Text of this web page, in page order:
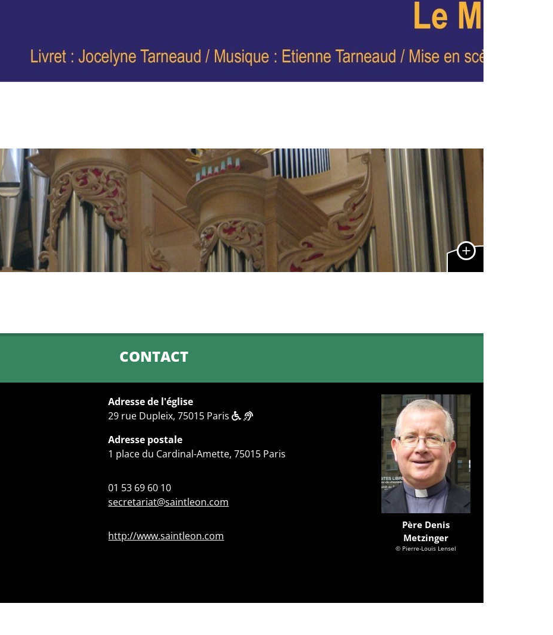
CONTACT
Adresse de l'église
29 rue Dupleix, 75015 Paris
Adresse postale
1 place du Cardinal-Amette, 75015 Paris
01 53 69 60 10
secretariat@saintleon.com
http://www.saintleon.com
Père Denis
Metzinger
© Pierre-Louis Lensel